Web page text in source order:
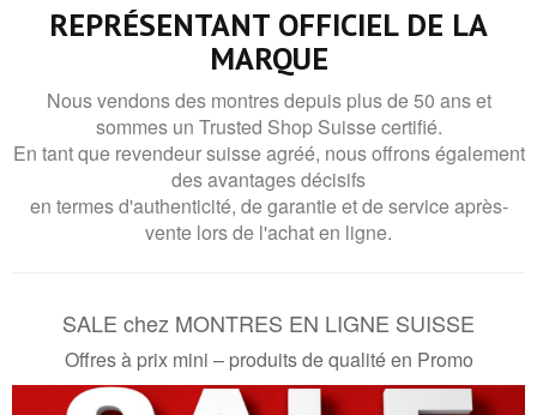
REPRÉSENTANT OFFICIEL DE LA
MARQUE
Nous vendons des montres depuis plus de 50 ans et
sommes un Trusted Shop Suisse certifié.
En tant que revendeur suisse agréé, nous offrons également
des avantages décisifs
en termes d'authenticité, de garantie et de service après-
vente lors de l'achat en ligne.
SALE chez MONTRES EN LIGNE SUISSE
Offres à prix mini – produits de qualité en Promo